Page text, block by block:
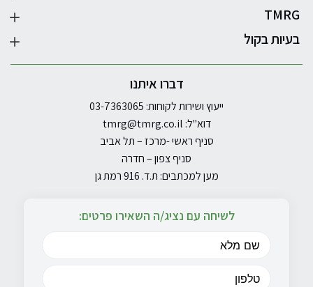
TMRG
בעיות בקול
דברו איתנו
ייעוץ ושירות לקוחות: 03-7363065
דוא"ל: tmrg@tmrg.co.il
סניף ראשי -מרכז – תל אביב
סניף צפון – חדרה
מען למכתבים: ת.ד. 916 רמת גן
לשיחה עם נציג/ה השאירו פרטים: